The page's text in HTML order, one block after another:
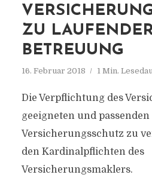
ZU
BETREUUNG
16. Februar 2018 1 Min.
Die Verpflichtung des
geeigneten und passenden
Versicherungsschutz zu
den Kardinalpflichten des
Versicherungsmaklers.